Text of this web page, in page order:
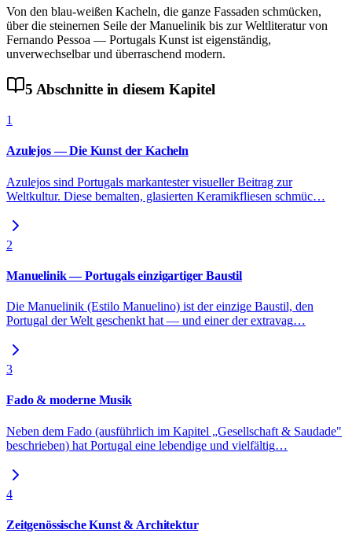
Von den blau-weißen Kacheln, die ganze Fassaden schmücken,
über die steinernen Seile der Manuelinik bis zur Weltliteratur von
Fernando Pessoa — Portugals Kunst ist eigenständig,
unverwechselbar und überraschend modern.
5 Abschnittein diesem Kapitel
1
Azulejos — Die Kunst der Kacheln
Azulejos sind Portugals markantester visueller Beitrag zur
Weltkultur. Diese bemalten, glasierten Keramikfliesen schmüc…
2
Manuelinik — Portugals einzigartiger Baustil
Die Manuelinik (Estilo Manuelino) ist der einzige Baustil, den
Portugal der Welt geschenkt hat — und einer der extravag…
3
Fado & moderne Musik
Neben dem Fado (ausführlich im Kapitel „Gesellschaft & Saudade"
beschrieben) hat Portugal eine lebendige und vielfältig…
4
Zeitgenössische Kunst & Architektur